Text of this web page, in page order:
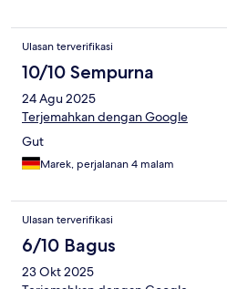
Ulasan terverifikasi
10/10 Sempurna
24 Agu 2025
Terjemahkan dengan Google
Gut
Marek, perjalanan 4 malam
Ulasan terverifikasi
6/10 Bagus
23 Okt 2025